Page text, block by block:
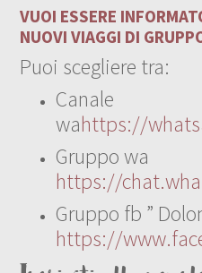
VUOI ESSERE
NUOVI VIAGGI DI
Puoi scegliere tra:
Canale
wahttps://
Gruppo wa
https://
Gruppo fb ”
https://